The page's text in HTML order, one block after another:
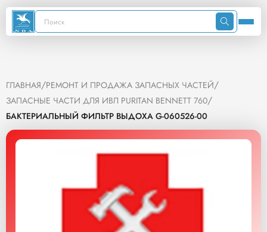
ГЛАВНАЯ/РЕМОНТ И ПРОДАЖА ЗАПАСНЫХ ЧАСТЕЙ/
ЗАПАСНЫЕ ЧАСТИ ДЛЯ ИВЛ PURITAN BENNETT 760/
БАКТЕРИАЛЬНЫЙ ФИЛЬТР ВЫДОХА G-060526-00